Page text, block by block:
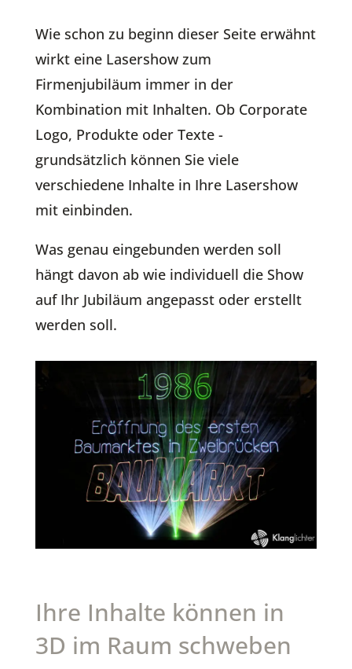
Wie schon zu beginn dieser Seite erwähnt
wirkt eine Lasershow zum
Firmenjubiläum immer in der
Kombination mit Inhalten. Ob Corporate
Logo, Produkte oder Texte -
grundsätzlich können Sie viele
verschiedene Inhalte in Ihre Lasershow
mit einbinden.
Was genau eingebunden werden soll
hängt davon ab wie individuell die Show
auf Ihr Jubiläum angepasst oder erstellt
werden soll.
Ihre Inhalte können in
3D im Raum schweben